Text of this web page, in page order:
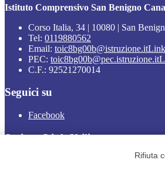
Istituto Comprensivo San Benigno
Corso Italia, 34 | 10080 | San
Tel: 0119880562
Email: toic8bg00b@istruzione.it
PEC: toic8bg00b@pec.istruzione.it
C.F.: 92521270014
Seguici su
Facebook
Sezione Link Utili
Rifiuta